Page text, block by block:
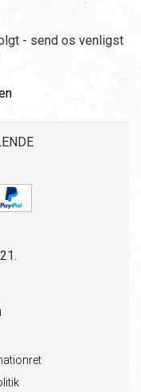
- send os venligst